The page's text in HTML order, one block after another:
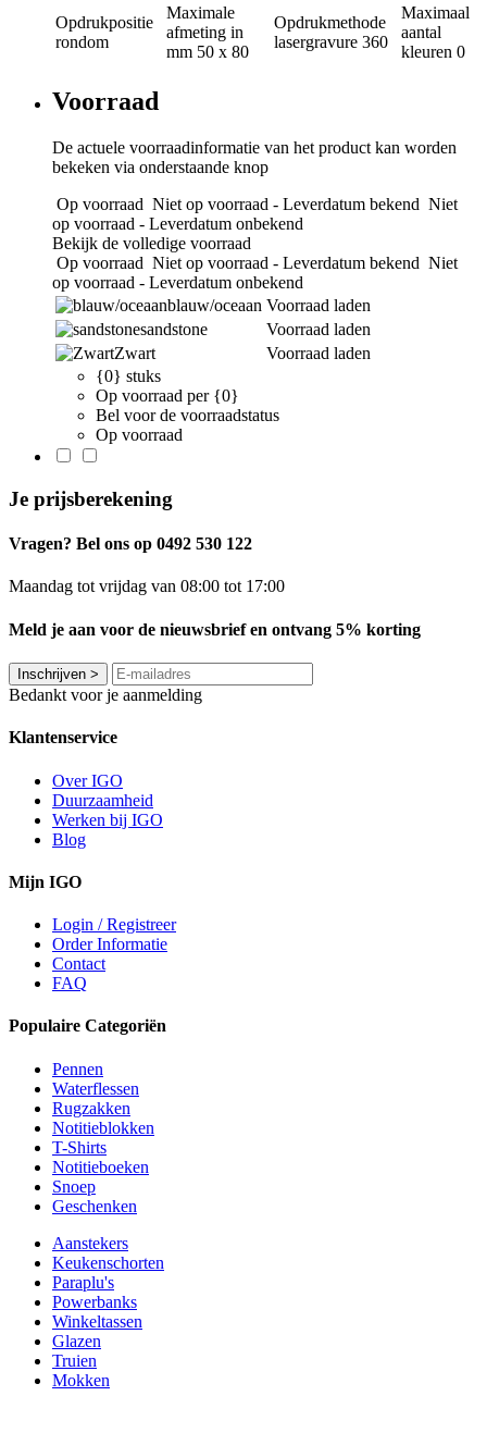
Opdrukpositie
rondom
Maximale
afmeting in
mm 50 x 80
Opdrukmethode
lasergravure 360
Maximaal
aantal
kleuren 0
Voorraad
De actuele voorraadinformatie van het product kan worden
bekeken via onderstaande knop
Op voorraad Niet op voorraad - Leverdatum bekend Niet
op voorraad - Leverdatum onbekend
Bekijk de volledige voorraad
Op voorraad Niet op voorraad - Leverdatum bekend Niet
op voorraad - Leverdatum onbekend
blauw/oceaan Voorraad laden
sandstone
Voorraad laden
Zwart
Voorraad laden
{0} stuks
Op voorraad per {0}
Bel voor de voorraadstatus
Op voorraad
Je prijsberekening
Vragen? Bel ons op 0492 530 122
Maandag tot vrijdag van 08:00 tot 17:00
Meld je aan voor de nieuwsbrief en ontvang 5% korting
Inschrijven >
Bedankt voor je aanmelding
Klantenservice
Over IGO
Duurzaamheid
Werken bij IGO
Blog
Mijn IGO
Login / Registreer
Order Informatie
Contact
FAQ
Populaire Categoriën
Pennen
Waterflessen
Rugzakken
Notitieblokken
T-Shirts
Notitieboeken
Snoep
Geschenken
Aanstekers
Keukenschorten
Paraplu's
Powerbanks
Winkeltassen
Glazen
Truien
Mokken